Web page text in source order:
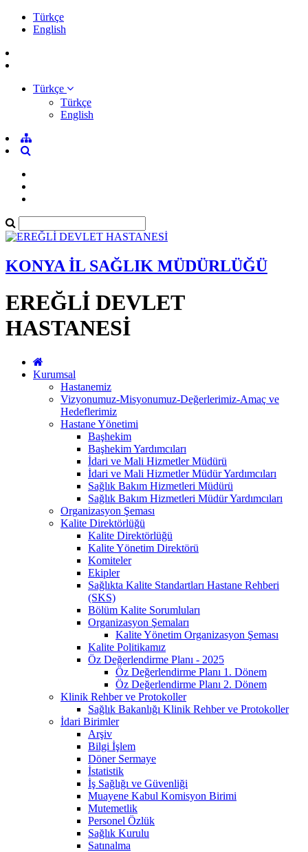
Türkçe
English
Türkçe
Türkçe
English
KONYA İL SAĞLIK MÜDÜRLÜĞÜ
EREĞLİ DEVLET
HASTANESİ
Kurumsal
Hastanemiz
Vizyonumuz-Misyonumuz-Değerlerimiz-Amaç ve
Hedeflerimiz
Hastane Yönetimi
Başhekim
Başhekim Yardımcıları
İdari ve Mali Hizmetler Müdürü
İdari ve Mali Hizmetler Müdür Yardımcıları
Sağlık Bakım Hizmetleri Müdürü
Sağlık Bakım Hizmetleri Müdür Yardımcıları
Organizasyon Şeması
Kalite Direktörlüğü
Kalite Direktörlüğü
Kalite Yönetim Direktörü
Komiteler
Ekipler
Sağlıkta Kalite Standartları Hastane Rehberi
(SKS)
Bölüm Kalite Sorumluları
Organizasyon Şemaları
Kalite Yönetim Organizasyon Şeması
Kalite Politikamız
Öz Değerlendirme Planı - 2025
Öz Değerlendirme Planı 1. Dönem
Öz Değerlendirme Planı 2. Dönem
Klinik Rehber ve Protokoller
Sağlık Bakanlığı Klinik Rehber ve Protokoller
İdari Birimler
Arşiv
Bilgi İşlem
Döner Sermaye
İstatistik
İş Sağlığı ve Güvenliği
Muayene Kabul Komisyon Birimi
Mutemetlik
Personel Özlük
Sağlık Kurulu
Satınalma